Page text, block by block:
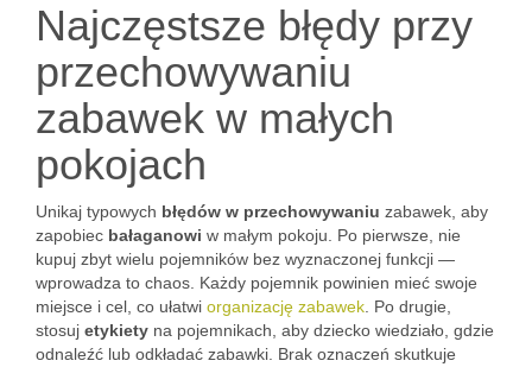
Najczęstsze błędy przy
przechowywaniu
zabawek w małych
pokojach
Unikaj typowych błędów w przechowywaniu zabawek, aby
zapobiec bałaganowi w małym pokoju. Po pierwsze, nie
kupuj zbyt wielu pojemników bez wyznaczonej funkcji —
wprowadza to chaos. Każdy pojemnik powinien mieć swoje
miejsce i cel, co ułatwi organizację zabawek . Po drugie,
stosuj etykiety na pojemnikach, aby dziecko wiedziało, gdzie
odnaleźć lub odkładać zabawki. Brak oznaczeń skutkuje